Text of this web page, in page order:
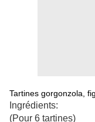
Tartines gorgonzola,
Ingrédients:
(Pour 6 tartines)